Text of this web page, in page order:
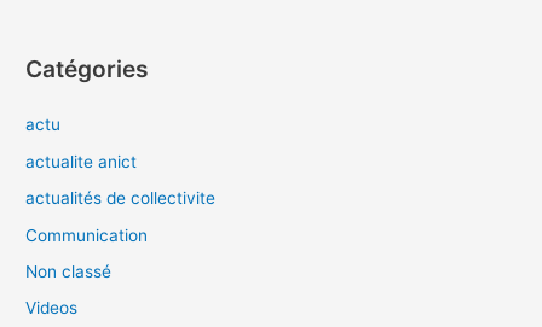
Catégories
actu
actualite anict
actualités de collectivite
Communication
Non classé
Videos